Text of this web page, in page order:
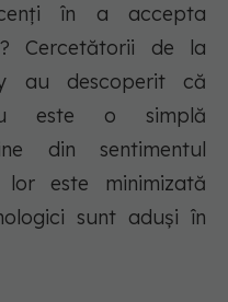
în a accepta
Cercetătorii de la
au descoperit că
este o simplă
din sentimentul
este minimizată
sunt aduși în